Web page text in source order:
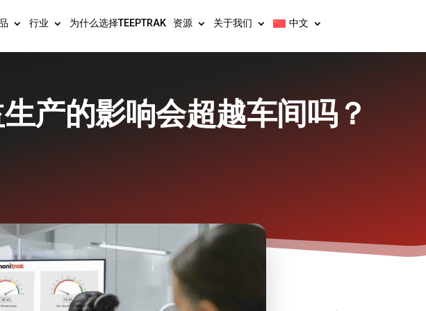
行业 为什么选择TEEPTRAK 资源 关于我们 中文
产的影响会超越车间吗？